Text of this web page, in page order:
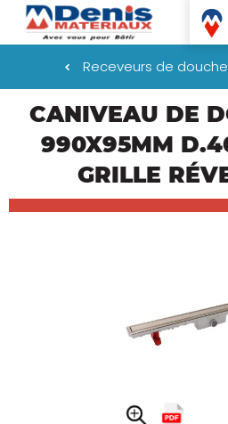
principal
Denis
Receveurs de
CANIVEAU DE
990X95MM
GRILLE